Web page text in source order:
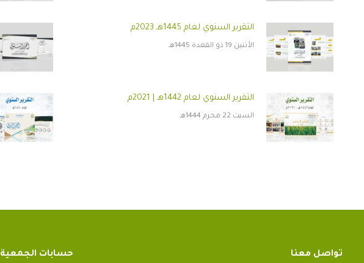
التقرير السنوي لعام 1445هـ 2023م
الأثنين 19 ذو القعدة 1445هـ
التقرير السنوي لعام 1442هـ | 2021م
السبت 22 محرم 1444هـ
تواصل معنا حسابات الجمعية